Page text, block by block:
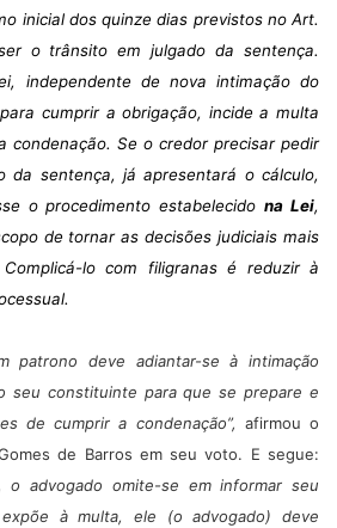
inicial dos quinze dias previstos no Art.
o trânsito em julgado da sentença.
independente de nova intimação do
cumprir a obrigação, incide a multa
condenação. Se o credor precisar pedir
da sentença, já apresentará o cálculo,
o procedimento estabelecidona Lei,
de tornar as decisões judiciais mais
lo com filigranas é reduzir à
patrono deve adiantar-se à intimação
seu constituinte para que se prepare e
de cumprir a condenação”, afirmou o
de Barros em seu voto. E segue:
o advogado omite-se em informar seu
à multa, ele (o advogado) deve